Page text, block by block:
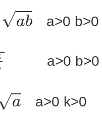
b
a>0 b>0
a>0 b>0
a>0 k>0